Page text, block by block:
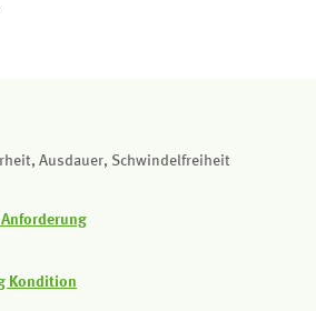
Ausdauer, Schwindelfreiheit
Kondition